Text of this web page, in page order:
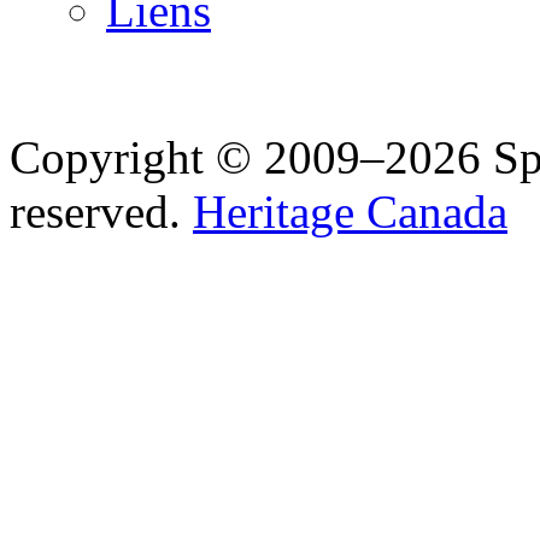
Copyright © 2009–2026
reserved. Heritage Canada